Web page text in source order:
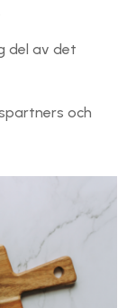
del av det
och